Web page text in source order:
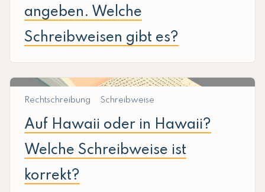
angeben. Welche
Schreibweisen gibt es?
Rechtschreibung Schreibweise
Auf Hawaii oder in Hawaii?
Welche Schreibweise ist
korrekt?